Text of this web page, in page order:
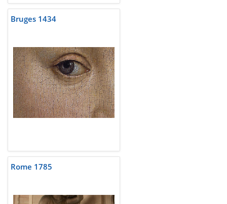
Bruges 1434
Rome 1785